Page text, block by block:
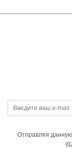
Отправляя